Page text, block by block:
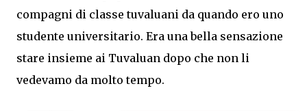
compagni di classe tuvaluani da quando ero uno
studente universitario. Era una bella sensazione
stare insieme ai Tuvaluan dopo che non li
vedevamo da molto tempo.